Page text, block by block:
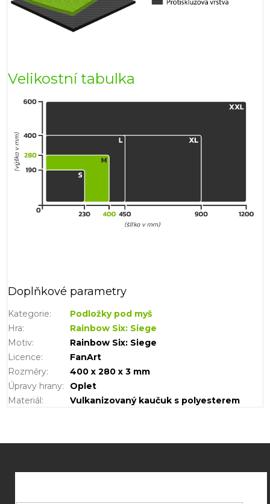
Velikostní tabulka
Doplňkové parametry
Kategorie:
Podložky pod myš
Hra:
Rainbow Six: Siege
Motiv:
Rainbow Six: Siege
Licence:
FanArt
Rozměry:
400 x 280 x 3 mm
Úpravy hrany:
Oplet
Materiál: Vulkanizovaný kaučuk s polyesterem